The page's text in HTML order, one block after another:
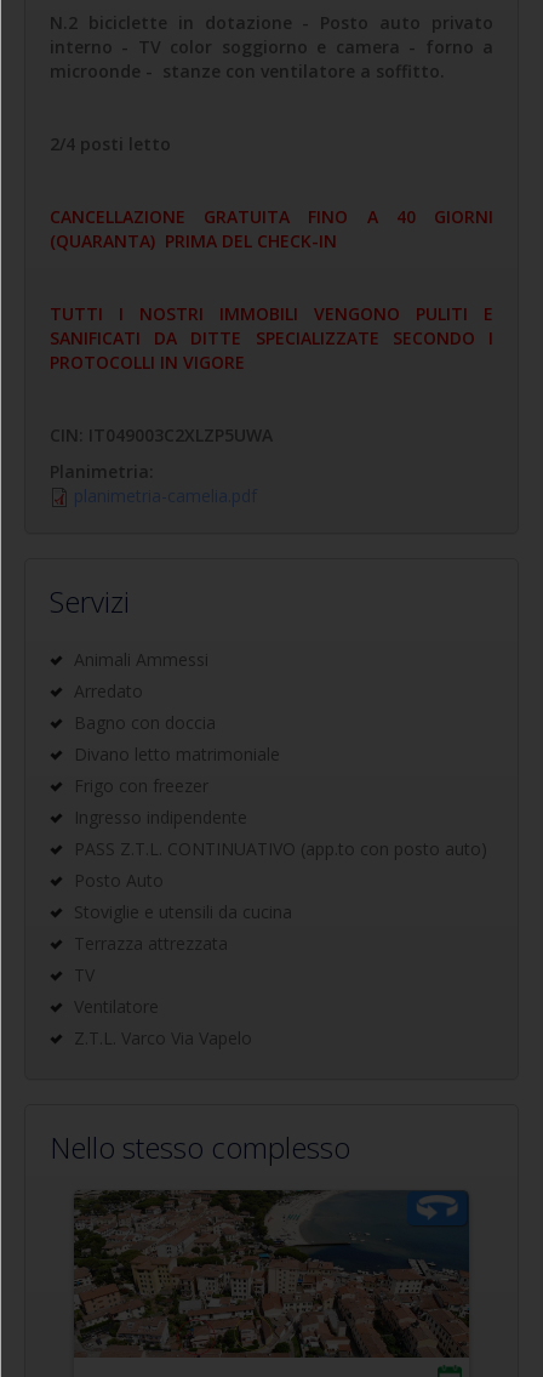
N.2 biciclette in dotazione - Posto auto privato
interno - TV color soggiorno e camera - forno a
microonde - stanze con ventilatore a soffitto.
2/4 posti letto
CANCELLAZIONE GRATUITA FINO A 40 GIORNI
(QUARANTA) PRIMA DEL CHECK-IN
TUTTI I NOSTRI IMMOBILI VENGONO PULITI E
SANIFICATI DA DITTE SPECIALIZZATE SECONDO I
PROTOCOLLI IN VIGORE
CIN: IT049003C2XLZP5UWA
Planimetria:
planimetria-camelia.pdf
Servizi
Animali Ammessi
Arredato
Bagno con doccia
Divano letto matrimoniale
Frigo con freezer
Ingresso indipendente
PASS Z.T.L. CONTINUATIVO (app.to con posto auto)
Posto Auto
Stoviglie e utensili da cucina
Terrazza attrezzata
TV
Ventilatore
Z.T.L. Varco Via Vapelo
Nello stesso complesso